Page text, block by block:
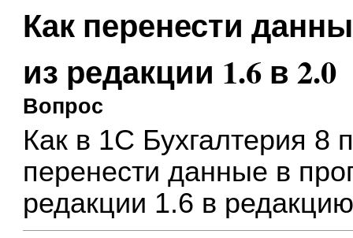
Как перенести
из редакции 1.6 в 2.0
Вопрос
Как в 1С Бухгалтерия 8
перенести данные в
редакции 1.6 в